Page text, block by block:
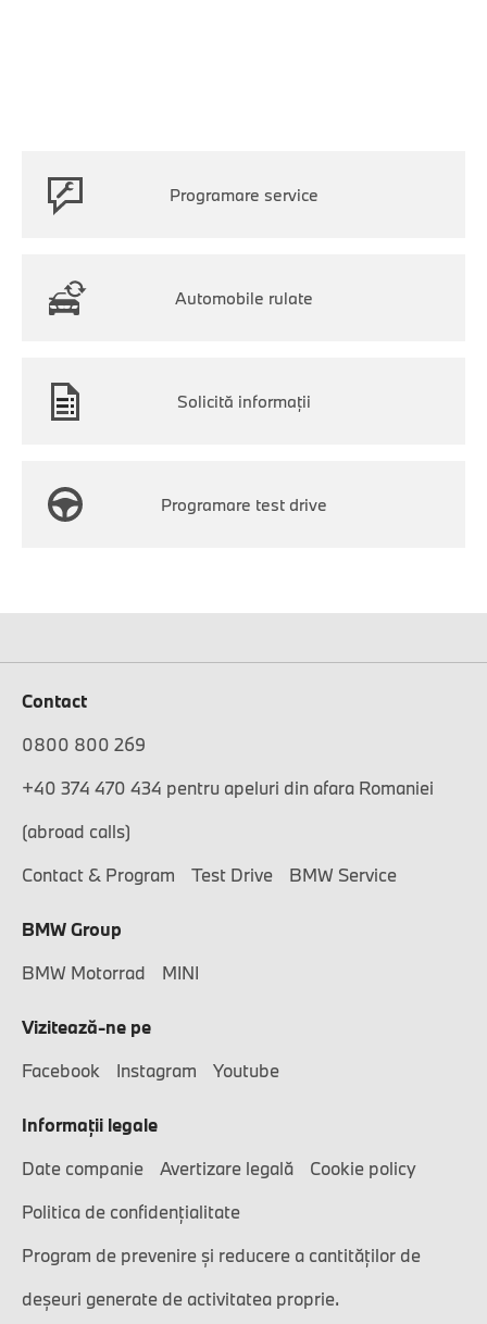
Programare service
Automobile rulate
Solicită informaţii
Programare test drive
Contact
0800 800 269
+40 374 470 434 pentru apeluri din afara Romaniei
(abroad calls)
Contact & Program
Test Drive BMW Service
BMW Group
BMW Motorrad
MINI
Vizitează-ne pe
Facebook
Instagram Youtube
Informaţii legale
Date companie
Avertizare legală
Cookie policy
Politica de confidențialitate
Program de prevenire și reducere a cantităților de
deșeuri generate de activitatea proprie.